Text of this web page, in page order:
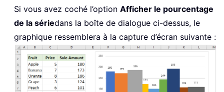
Si vous avez coché l’option Afficher le pourcentage
de la sériedans la boîte de dialogue ci-dessus, le
graphique ressemblera à la capture d’écran suivante :